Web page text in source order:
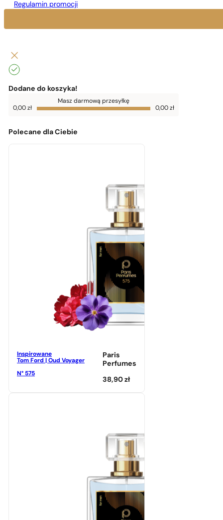
Regulamin promocji
Dodane do koszyka!
Do
darmowej
0,00
Masz darmową przesyłkę
0,00zł 0,00 zł
Polecane dla Ciebie
Inspirowane
Tom Ford | Oud Voyager
N° 575
Paris
Perfumes
38,90zł